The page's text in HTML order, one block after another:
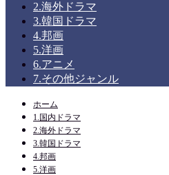
2.海外ドラマ
3.韓国ドラマ
4.邦画
5.洋画
6.アニメ
7.その他ジャンル
ホーム
1.国内ドラマ
2.海外ドラマ
3.韓国ドラマ
4.邦画
5.洋画